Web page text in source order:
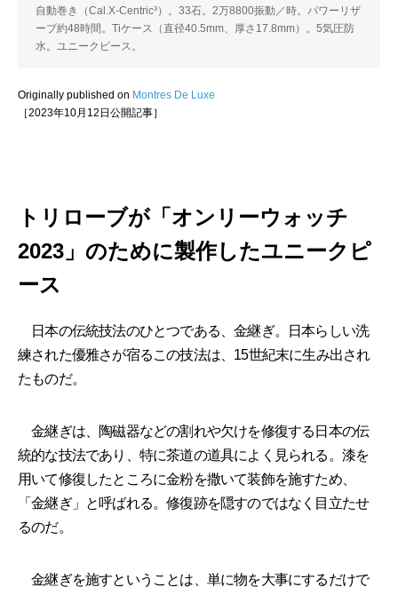
自動巻き（Cal.X-Centric³）。33石。2万8800振動／時。パワーリザ
ーブ約48時間。Tiケース（直径40.5mm、厚さ17.8mm）。5気圧防
水。ユニークピース。
Originally published on Montres De Luxe
［2023年10月12日公開記事］
トリローブが「オンリーウォッチ
2023」のために製作したユニークピ
ース
日本の伝統技法のひとつである、金継ぎ。日本らしい洗
練された優雅さが宿るこの技法は、15世紀末に生み出され
たものだ。
金継ぎは、陶磁器などの割れや欠けを修復する日本の伝
統的な技法であり、特に茶道の道具によく見られる。漆を
用いて修復したところに金粉を撒いて装飾を施すため、
「金継ぎ」と呼ばれる。修復跡を隠すのではなく目立たせ
るのだ。
金継ぎを施すということは、単に物を大事にするだけで